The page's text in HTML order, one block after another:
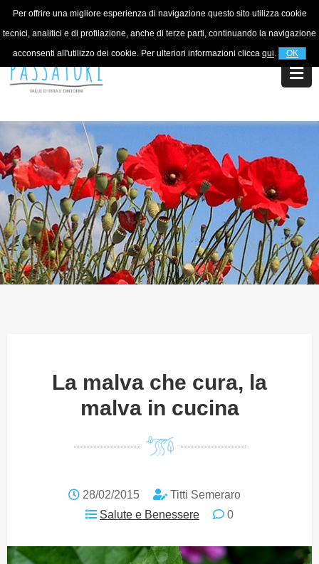
Per offrire una migliore esperienza di navigazione questo sito utilizza cookie
tecnici, analitici e di profilazione, anche di terze parti, continuando la navigazione
acconsenti all'utilizzo dei cookie. Per ulteriori informazioni clicca qui. OK
Per informazioni+39 320 5753268
La malva che cura, la
malva in cucina
28/02/2015
Titti Semeraro
Salute e Benessere
0